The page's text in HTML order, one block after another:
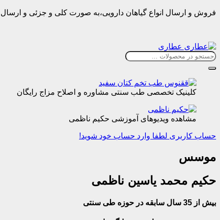
فروش و ارسال انواع گیاهان دارویی،به صورت کلی و جزئی و ارسال
کلینیک تخصصی طب سنتی مشاوره و اصلاح مزاج رایگان
مشاهده ویدیوهای آموزشی حکیم ناظمی
حساب کاربری لطفا وارد حساب خود شوید!
موسس
حکیم محمد یاسین ناظمی
بیش از 35 سال سابقه در حوزه طی سنتی